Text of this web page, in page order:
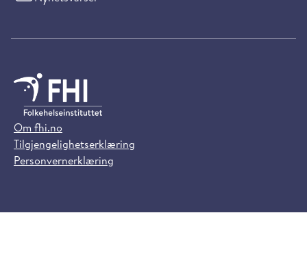
Om fhi.no
Tilgjengelighetserklæring
Personvernerklæring